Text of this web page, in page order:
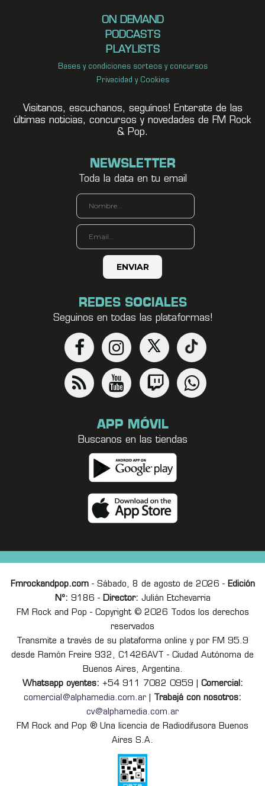
ON DEMAND
PODCASTS
PLAYLISTS
Bases y condiciones sorteos y concursos
Privacidad y Cookies
Visitanos, escuchanos, seguínos! Enterate de las
últimas noticias, concursos y novedades de FM Rock
& Pop.
NEWSLETTER
Toda la data en tu email
REDES SOCIALES
Seguinos en todas las plataformas!
APP MÓVIL
Buscanos en las tiendas
Fmrockandpop.com- Sábado, 8 de agosto de 2026 - Edición
Nº: 9186 - Director: Julián Etchevarria
FM Rock and Pop - Copyright © 2026 Todos los derechos
reservados
Transmite a través de su plataforma online y por FM 95.9
desde Ramón Freire 932, C1426AVT - Ciudad Autónoma de
Buenos Aires, Argentina.
Whatsapp oyentes: +54 911 7082 0959 | Comercial:
comercial@alphamedia.com.ar
Trabajá con nosotros:
cv@alphamedia.com.ar
FM Rock and Pop ® Una licencia de Radiodifusora Buenos
Aires S.A.